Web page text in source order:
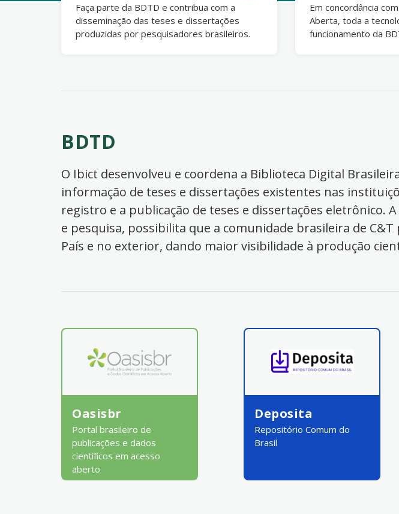
Faça parte da BDTD e contribua com a
disseminação das teses e dissertações
produzidas por pesquisadores brasileiros.
Em concordância
Aberta, toda a
funcionamento da
BDTD
O Ibict desenvolveu e coordena a Biblioteca Digital
informação de teses e dissertações existentes nas
registro e a publicação de teses e dissertações eletrônico.
e pesquisa, possibilita que a comunidade brasileira de
País e no exterior, dando maior visibilidade à produção
Oasisbr
Portal brasileiro de
publicações e dados
científicos em acesso
aberto
Deposita
Repositório Comum do
Brasil